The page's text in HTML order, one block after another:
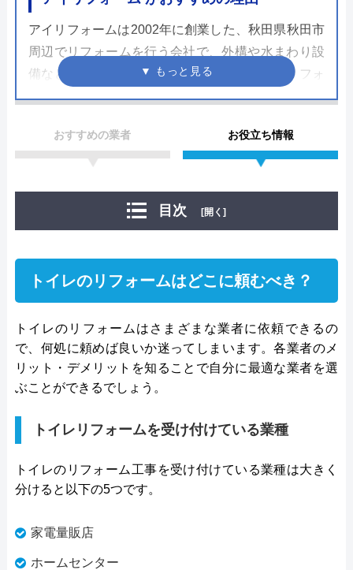
アイリフォームは2002年に創業した、秋田県秋田市
周辺でリフォームを行う会社で、外構や水まわり設
備など幅広い工事に対応しています。トイレリフォ
ームではバリアフリー工事を行った実績もあり、設
も依頼できます。
フォームの両方からリフォームの相談を受付中で
す。フォームでは24時間問い合わせできるのでなか
工事例では施工ミスを含めて書いてあり、信頼はで
公式サイトで
料金詳細を見る
今すぐ電話で相談する
受付時間： 9:00～17:00
アイリフォーム の基本情報
代表者
おすすめの業者 お役立ち情報
目次 [開く]
トイレのリフォームはどこに頼むべき？
トイレのリフォームはさまざまな業者に依頼できるの
で、何処に頼めば良いか迷ってしまいます。各業者のメ
リット・デメリットを知ることで自分に最適な業者を選
ぶことができるでしょう。
トイレリフォームを受け付けている業種
トイレのリフォーム工事を受け付けている業種は大きく
分けると以下の5つです。
家電量販店
ホームセンター